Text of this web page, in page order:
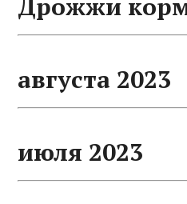
Дрожжи
августа 2023
июля 2023